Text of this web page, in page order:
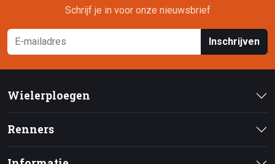
Schrijf je in voor onze nieuwsbrief
Inschrijven
Wielerploegen
Renners